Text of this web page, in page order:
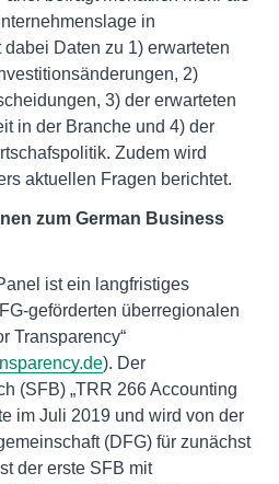
in
Daten zu 1) erwarteten
2)
3) der erwarteten
in der Branche und 4) der
Zudem wird
aktuellen Fragen berichtet.
zum German Business
ist ein langfristiges
geförderten überregionalen
Transparency“
). Der
(SFB) „TRR 266 Accounting
im Juli 2019 und wird von der
(DFG) für zunächst
der erste SFB mit